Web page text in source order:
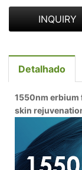
INQUIRY
Detalhado
1550nm erbium
skin